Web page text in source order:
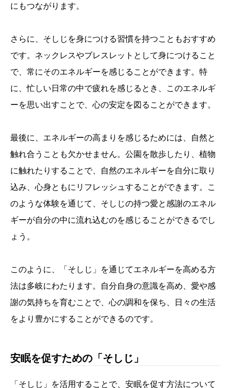
にもつながります。
さらに、そしじを身につける習慣を持つこともおすすめ
です。ネックレスやブレスレットとして身につけること
で、常にそのエネルギーを感じることができます。特
に、忙しい日常の中で疲れを感じるとき、このエネルギ
ーを思い出すことで、心の安定を図ることができます。
最後に、エネルギーの高まりを感じるためには、自然と
触れ合うことも欠かせません。公園を散歩したり、植物
に触れたりすることで、自然のエネルギーを自分に取り
込み、心身ともにリフレッシュすることができます。こ
のような体験を通じて、そしじの持つ愛と感謝のエネル
ギーが自分の中に流れ込むのを感じることができるでし
ょう。
このように、「そしじ」を通じてエネルギーを高める方
法は多岐にわたります。自分自身の意識を高め、愛や感
謝の気持ちを育むことで、心の調和を保ち、日々の生活
をより豊かにすることができるのです。
安眠を促すための「そしじ」
「そしじ」を活用することで、安眠を促す方法について